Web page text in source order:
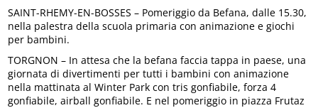
SAINT-RHEMY-EN-BOSSES – Pomeriggio da Befana, dalle 15.30,
nella palestra della scuola primaria con animazione e giochi
per bambini.
TORGNON – In attesa che la befana faccia tappa in paese, una
giornata di divertimenti per tutti i bambini con animazione
nella mattinata al Winter Park con tris gonfiabile, forza 4
gonfiabile, airball gonfiabile. E nel pomeriggio in piazza Frutaz